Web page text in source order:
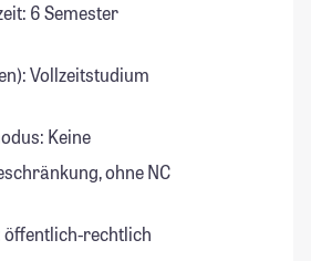
6 Semester
Vollzeitstudium
Keine
ohne NC
rechtlich